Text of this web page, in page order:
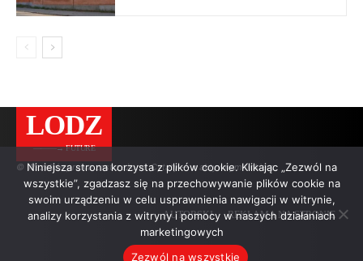
LODZ
———→ FUTURE
© Wszelkie prawa zastrzeżone. Cytaty — z aktywnym linkiem.
AUTORSKI REKLAMA NA STRONIE
Niniejsza strona korzysta z plików cookie. Klikając „Zezwól na
wszystkie”, zgadzasz się na przechowywanie plików cookie na
swoim urządzeniu w celu usprawnienia nawigacji w witrynie,
analizy korzystania z witryny i pomocy w naszych działaniach
marketingowych
Zezwól na wszystkie